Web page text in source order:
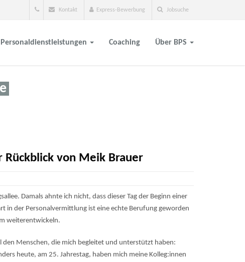
Kontakt Express-Bewerbung Jobsuche
Personaldienstleistungen Coaching Über BPS
Rückblick von Meik Brauer
Damals ahnte ich nicht, dass dieser Tag der Beginn einer
in der Personalvermittlung ist eine echte Berufung geworden
weiterentwickeln.
den Menschen, die mich begleitet und unterstützt haben:
heute, am 25. Jahrestag, haben mich meine Kolleg:innen